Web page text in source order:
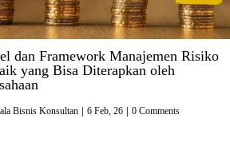
dan Framework Manajemen Risiko
yang Bisa Diterapkan oleh
Bisnis Konsultan | 6 Feb, 26 | 0 Comments